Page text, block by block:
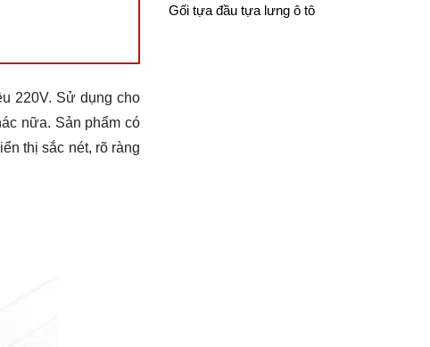
220V. Sử dụng cho
nữa. Sản phẩm có
thị sắc nét, rõ ràng
Gối tựa đầu tựa lưng ô tô